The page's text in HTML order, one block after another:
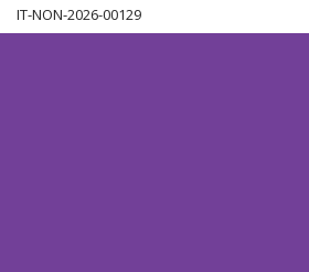
IT-NON-2026-00129